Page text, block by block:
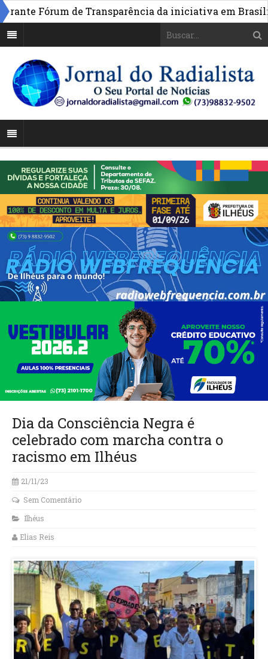
Fórum de Transparência da iniciativa em Brasília »
criminosas em Salvador
Dia da Consciência Negra é
celebrado com marcha contra o
racismo em Ilhéus
21/11/23
Sem Comentário
Ilhéus
Elias Reis